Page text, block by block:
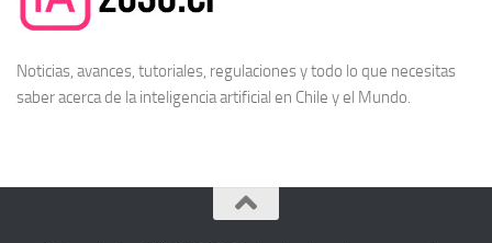
Noticias, avances, tutoriales, regulaciones y todo lo que necesitas
saber acerca de lainteligencia artificial en Chile y el Mundo.